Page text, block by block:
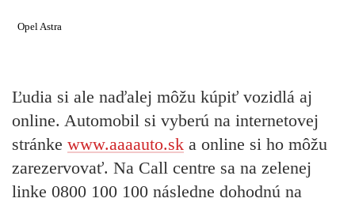
Opel Astra
Ľudia si ale naďalej môžu kúpiť vozidlá aj
online. Automobil si vyberú na internetovej
stránke www.aaaauto.sk a online si ho môžu
zarezervovať. Na Call centre sa na zelenej
linke 0800 100 100 následne dohodnú na